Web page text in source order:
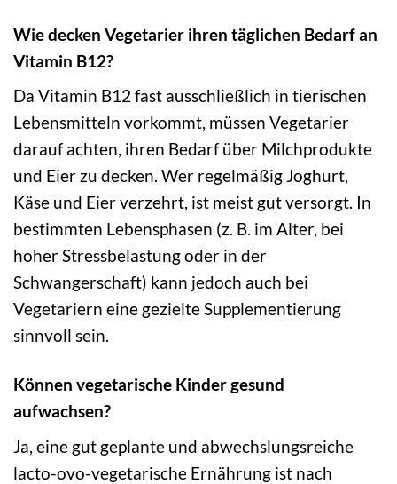
Wie decken Vegetarier ihren täglichen Bedarf an
Vitamin B12?
Da Vitamin B12 fast ausschließlich in tierischen
Lebensmitteln vorkommt, müssen Vegetarier
darauf achten, ihren Bedarf über Milchprodukte
und Eier zu decken. Wer regelmäßig Joghurt,
Käse und Eier verzehrt, ist meist gut versorgt. In
bestimmten Lebensphasen (z. B. im Alter, bei
hoher Stressbelastung oder in der
Schwangerschaft) kann jedoch auch bei
Vegetariern eine gezielte Supplementierung
sinnvoll sein.
Können vegetarische Kinder gesund
aufwachsen?
Ja, eine gut geplante und abwechslungsreiche
lacto-ovo-vegetarische Ernährung ist nach